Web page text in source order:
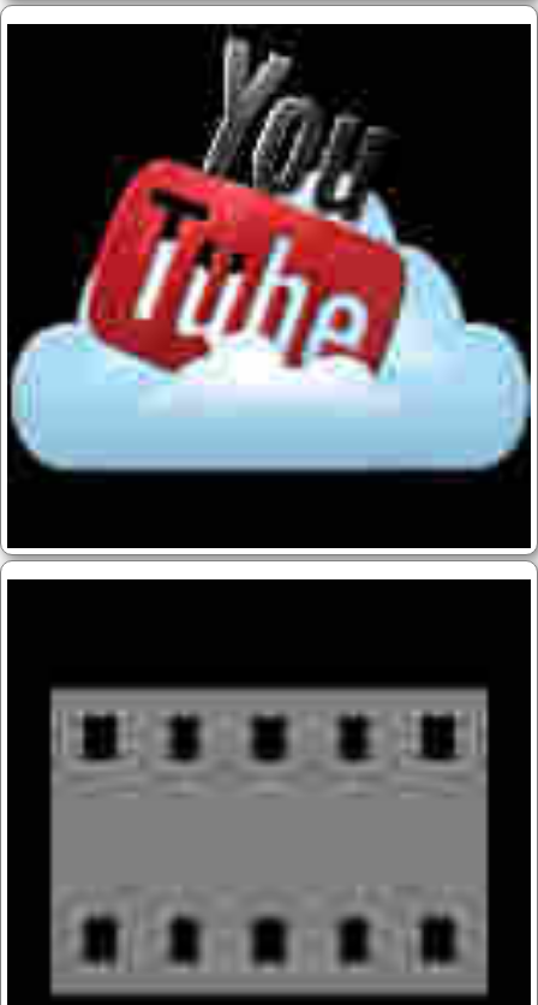
Block überspringen
Block überspringen